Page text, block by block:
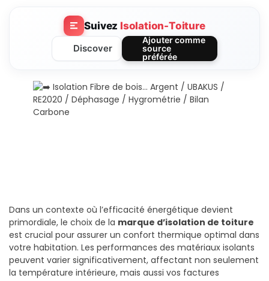
Suivez Isolation-Toiture
Discover
Ajouter comme
source
préférée
Dans un contexte où l’efficacité énergétique devient
primordiale, le choix de la marque d’isolation de toiture
est crucial pour assurer un confort thermique optimal dans
votre habitation. Les performances des matériaux isolants
peuvent varier significativement, affectant non seulement
la température intérieure, mais aussi vos factures